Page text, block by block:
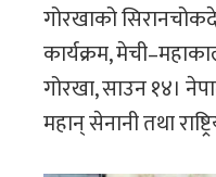
गोरखाको
कार्यक्रम,
गोरखा, साउन १४।
महान् सेनानी तथा